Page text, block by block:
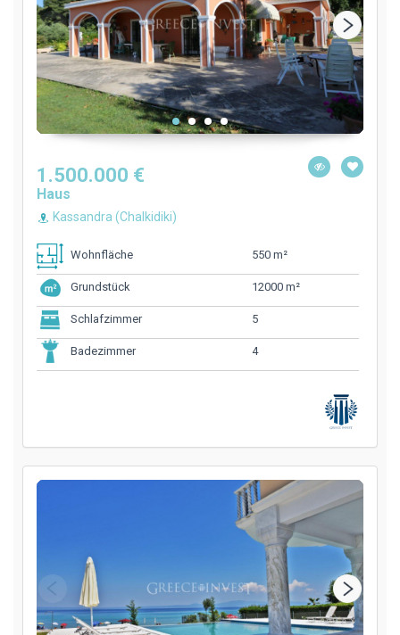
1.500.000 €
Haus
Kassandra (Chalkidiki)
Wohnfläche 550 m²
Grundstück 12000 m²
Schlafzimmer 5
Badezimmer 4